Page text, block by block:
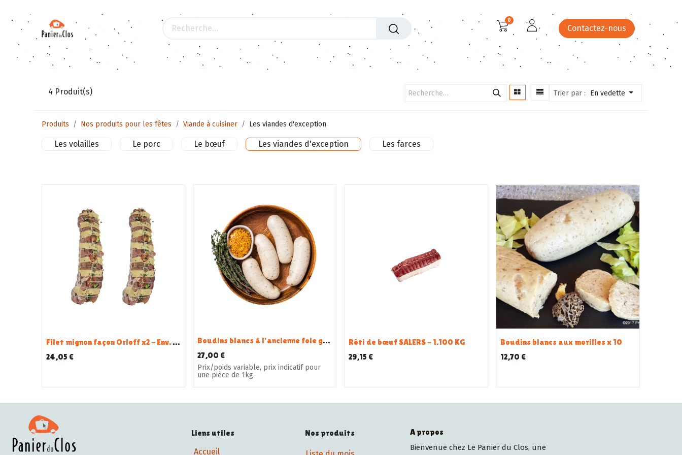
0
Contactez-nous
Tous les produits Apéritifs Les produits d'exceptions Entrées Plats Fromages Paniers festifs Menus Catalogue Site Panier du Clos
4 Produit(s) Trier par : En vedette
Produits Nos produits pour les fêtes Viande à cuisiner Les viandes d'exception
Les volailles Le porc Le bœuf Les viandes d'exception Les farces
Filet mignon façon Orloff x2 - Env. 1,3Kg
24,05 €
Boudins blancs à l'ancienne foie gras x10 - env. 1KG
27,00 €
Prix/poids variable, prix indicatif pour
une pièce de 1kg.
Rôti de bœuf SALERS - 1.100 KG
29,15 €
Boudins blancs aux morilles x 10
12,70 €
Liens utiles
Accueil
Nos produits A propos
Bienvenue chez Le Panier du Clos, une